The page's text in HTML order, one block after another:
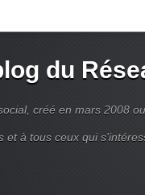
du
créé en mars 2008
et à tous ceux qui